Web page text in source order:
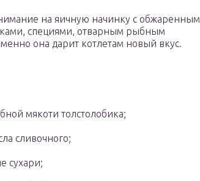
на яичную начинку с обжаренным
специями, отварным рыбным
она дарит котлетам новый вкус.
мякоти толстолобика;
сливочного;
сухари;